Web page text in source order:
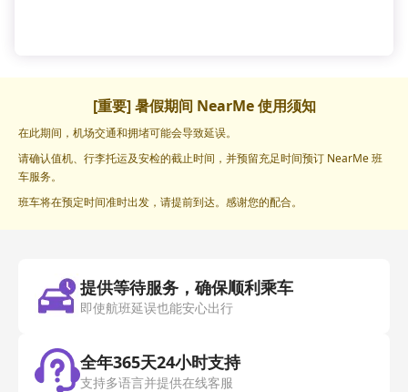
[重要] 暑假期间 NearMe 使用须知
在此期间，机场交通和拥堵可能会导致延误。
请确认值机、行李托运及安检的截止时间，并预留充足时间预订 NearMe 班
车服务。
班车将在预定时间准时出发，请提前到达。感谢您的配合。
提供等待服务，确保顺利乘车
即使航班延误也能安心出行
全年365天24小时支持
支持多语言并提供在线客服